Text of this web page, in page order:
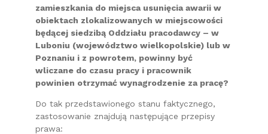
zamieszkania do miejsca usunięcia awarii w
obiektach zlokalizowanych w miejscowości
będącej siedzibą Oddziału pracodawcy – w
Luboniu (województwo wielkopolskie) lub w
Poznaniu i z powrotem, powinny być
wliczane do czasu pracy i pracownik
powinien otrzymać wynagrodzenie za pracę?
Do tak przedstawionego stanu faktycznego,
zastosowanie znajdują następujące przepisy
prawa: